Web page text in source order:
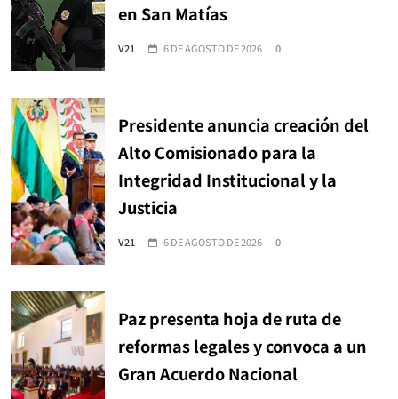
en San Matías
V21 6 DE AGOSTO DE 2026 0
Presidente anuncia creación del
Alto Comisionado para la
Integridad Institucional y la
Justicia
V21 6 DE AGOSTO DE 2026 0
Paz presenta hoja de ruta de
reformas legales y convoca a un
Gran Acuerdo Nacional